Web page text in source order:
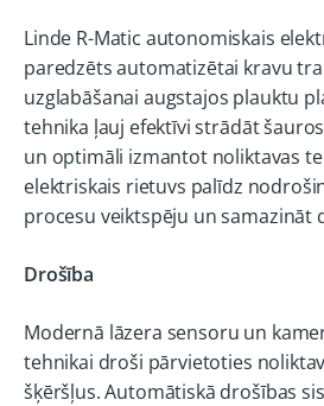
Linde R-Matic autonomiskais
paredzēts automatizētai kravu
uzglabāšanai augstajos plauktu
tehnika ļauj efektīvi strādāt
un optimāli izmantot noliktavas
elektriskais rietuvs palīdz
procesu veiktspēju un samazināt
Drošība
Modernā lāzera sensoru un
tehnikai droši pārvietoties
šķēršļus. Automātiskā drošības